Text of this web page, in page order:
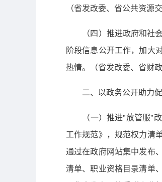
（省发改委、省公共资源
（四）推进政府和社会
阶段信息公开工作，加大
热情。（省发改委、省财
二、以政务公开助力
（一）推进"放管服"改
工作规范》，规范权力清
通过在政府网站集中发布
清单、职业资格目录清单